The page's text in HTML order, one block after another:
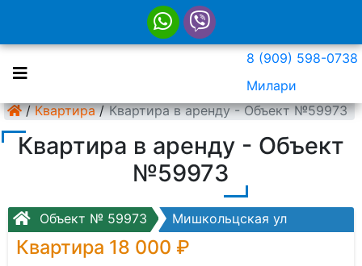
8 (909) 598-0738
Милари
/ Квартира / Квартира в аренду - Объект №59973
Квартира в аренду - Объект
№59973
Объект № 59973 Мишкольцская ул
Квартира 18 000 ₽